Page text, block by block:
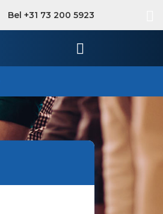
Bel +31 73 200 5923